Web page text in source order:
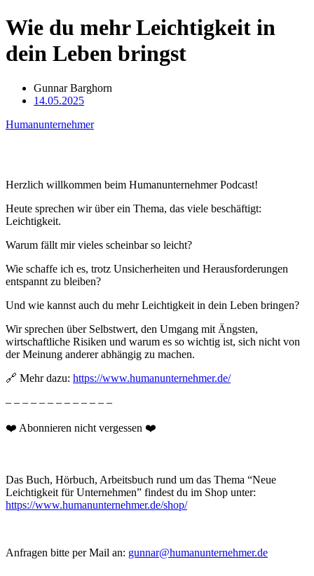
Wie du mehr Leichtigkeit in
dein Leben bringst
Gunnar Barghorn
14.05.2025
Humanunternehmer
Herzlich willkommen beim Humanunternehmer Podcast!
Heute sprechen wir über ein Thema, das viele beschäftigt:
Leichtigkeit.
Warum fällt mir vieles scheinbar so leicht?
Wie schaffe ich es, trotz Unsicherheiten und Herausforderungen
entspannt zu bleiben?
Und wie kannst auch du mehr Leichtigkeit in dein Leben bringen?
Wir sprechen über Selbstwert, den Umgang mit Ängsten,
wirtschaftliche Risiken und warum es so wichtig ist, sich nicht von
der Meinung anderer abhängig zu machen.
🔗 Mehr dazu: https://www.humanunternehmer.de/
– – – – – – – – – – – – –
❤️ Abonnieren nicht vergessen ❤️
Das Buch, Hörbuch, Arbeitsbuch rund um das Thema “Neue
Leichtigkeit für Unternehmen” findest du im Shop unter:
https://www.humanunternehmer.de/shop/
Anfragen bitte per Mail an: gunnar@humanunternehmer.de